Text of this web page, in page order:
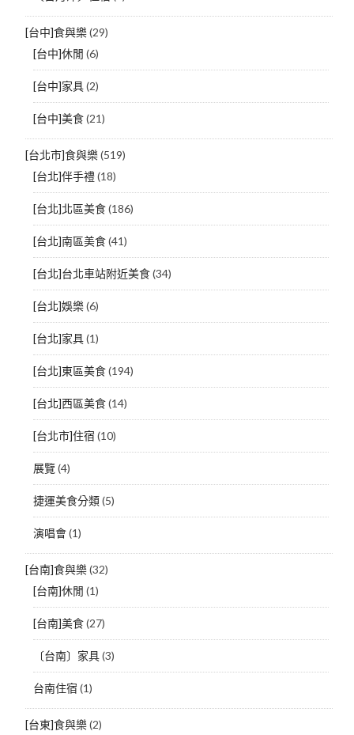
[台中]食與樂(29)
[台中]休閒 (6)
[台中]家具(2)
[台中]美食(21)
[台北市]食與樂(519)
[台北]伴手禮(18)
[台北]北區美食(186)
[台北]南區美食(41)
[台北]台北車站附近美食(34)
[台北]娛樂(6)
[台北]家具(1)
[台北]東區美食(194)
[台北]西區美食(14)
[台北市]住宿 (10)
展覽(4)
捷運美食分類(5)
演唱會(1)
[台南]食與樂(32)
[台南]休閒 (1)
[台南]美食(27)
〔台南〕家具(3)
台南住宿 (1)
[台東]食與樂(2)